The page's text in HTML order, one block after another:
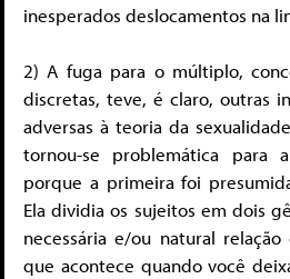
inesperados deslocamentos na
2) A fuga para o múltiplo,
discretas, teve, é claro, outras
adversas à teoria da
tornou-se problemática
porque a primeira foi
Ela dividia os sujeitos em dois
necessária e/ou natural
que acontece quando você